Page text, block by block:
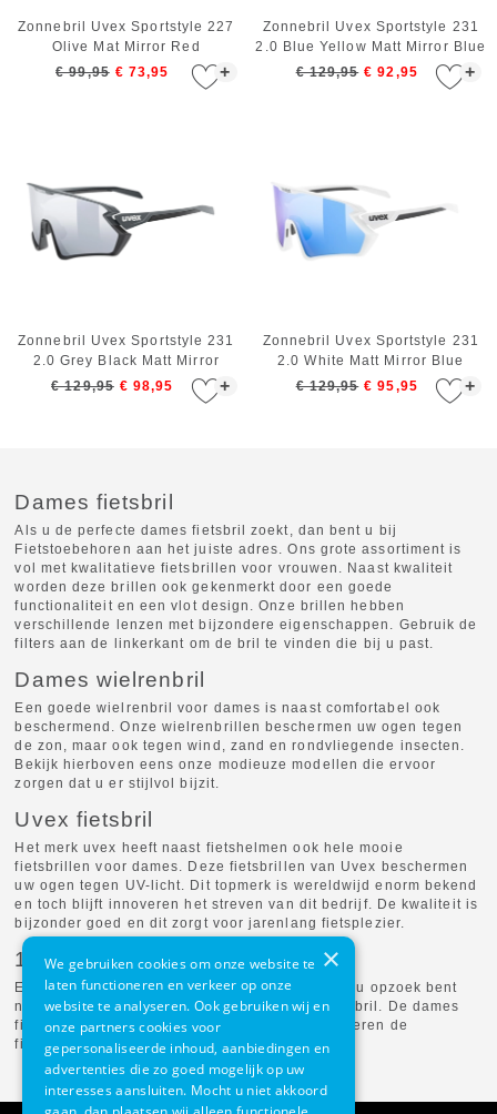
+
Zonnebril Uvex Sportstyle 227
Olive Mat Mirror Red
€ 99,95 € 73,95 +
Zonnebril Uvex Sportstyle 231
2.0 Blue Yellow Matt Mirror Blue
€ 129,95 € 92,95
+
Zonnebril Uvex Sportstyle 231
2.0 Grey Black Matt Mirror
Silver
€ 129,95 € 98,95 +
Zonnebril Uvex Sportstyle 231
2.0 White Matt Mirror Blue
€ 129,95 € 95,95
Dames fietsbril
Als u de perfecte dames fietsbril zoekt, dan bent u bij
Fietstoebehoren aan het juiste adres. Ons grote assortiment is
vol met kwalitatieve fietsbrillen voor vrouwen. Naast kwaliteit
worden deze brillen ook gekenmerkt door een goede
functionaliteit en een vlot design. Onze brillen hebben
verschillende lenzen met bijzondere eigenschappen. Gebruik de
filters aan de linkerkant om de bril te vinden die bij u past.
Dames wielrenbril
Een goede wielrenbril voor dames is naast comfortabel ook
beschermend. Onze wielrenbrillen beschermen uw ogen tegen
de zon, maar ook tegen wind, zand en rondvliegende insecten.
Bekijk hierboven eens onze modieuze modellen die ervoor
zorgen dat u er stijlvol bijzit.
Uvex fietsbril
Het merk uvex heeft naast fietshelmen ook hele mooie
fietsbrillen voor dames. Deze fietsbrillen van Uvex beschermen
uw ogen tegen UV-licht. Dit topmerk is wereldwijd enorm bekend
en toch blijft innoveren het streven van dit bedrijf. De kwaliteit is
bijzonder goed en dit zorgt voor jarenlang fietsplezier.
100% fietsbril
Een 100% fietsbril is de perfecte bril voor u als u opzoek bent
naar een elegante, sportieve en hoogwaardige bril. De dames
fietsbrillen van 100% zijn uitmuntend en verbeteren de
fietsbeleving voor u.
×
We gebruiken cookies om onze website te
laten functioneren en verkeer op onze
website te analyseren. Ook gebruiken wij en
onze partners cookies voor
gepersonaliseerde inhoud, aanbiedingen en
advertenties die zo goed mogelijk op uw
interesses aansluiten. Mocht u niet akkoord